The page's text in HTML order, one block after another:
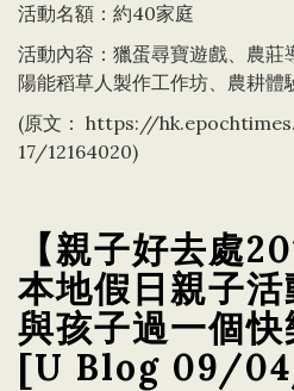
活動名額：約40家庭
活動內容：獵蛋尋寶遊戲、農莊
陽能稻草人製作工作坊、農耕體
(原文： https://
17/12164020)
【親子好去處
本地假日親子活
與孩子過一個
[U Blog 09/